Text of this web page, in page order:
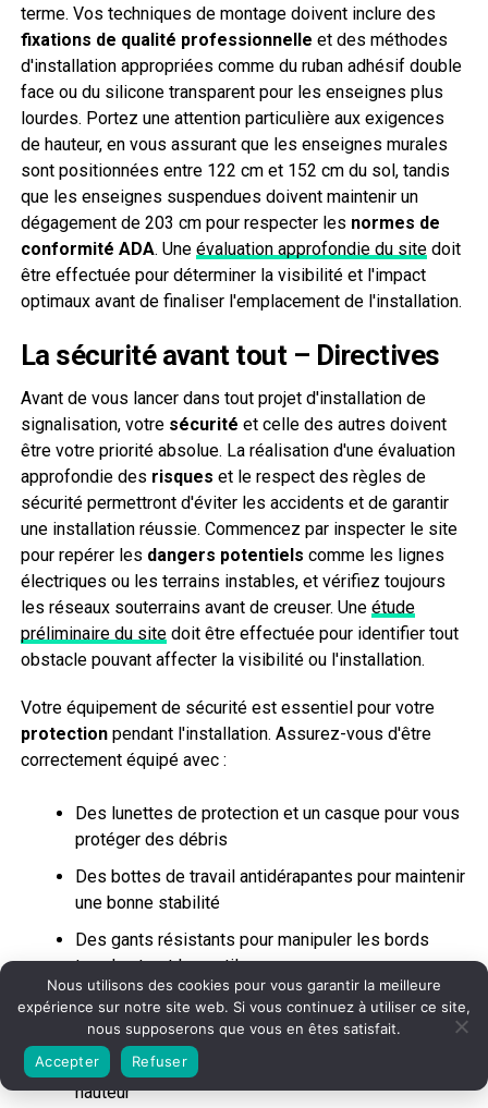
terme. Vos techniques de montage doivent inclure des
fixations de qualité professionnelle et des méthodes
d'installation appropriées comme du ruban adhésif double
face ou du silicone transparent pour les enseignes plus
lourdes. Portez une attention particulière aux exigences
de hauteur, en vous assurant que les enseignes murales
sont positionnées entre 122 cm et 152 cm du sol, tandis
que les enseignes suspendues doivent maintenir un
dégagement de 203 cm pour respecter les normes de
conformité ADA. Une évaluation approfondie du sitedoit
être effectuée pour déterminer la visibilité et l'impact
optimaux avant de finaliser l'emplacement de l'installation.
La sécurité avant tout – Directives
Avant de vous lancer dans tout projet d'installation de
signalisation, votre sécurité et celle des autres doivent
être votre priorité absolue. La réalisation d'une évaluation
approfondie des risques et le respect des règles de
sécurité permettront d'éviter les accidents et de garantir
une installation réussie. Commencez par inspecter le site
pour repérer les dangers potentiels comme les lignes
électriques ou les terrains instables, et vérifiez toujours
les réseaux souterrains avant de creuser. Une étude
préliminaire du sitedoit être effectuée pour identifier tout
obstacle pouvant affecter la visibilité ou l'installation.
Votre équipement de sécurité est essentiel pour votre
protectionpendant l'installation. Assurez-vous d'être
correctement équipé avec :
Des lunettes de protection et un casque pour vous
protéger des débris
Des bottes de travail antidérapantes pour maintenir
une bonne stabilité
Des gants résistants pour manipuler les bords
tranchants et les outils
Un gilet haute visibilité pour travailler près de la
circulation
Un harnais de sécurité pour les installations en
hauteur
Nous utilisons des cookies pour vous garantir la meilleure
expérience sur notre site web. Si vous continuez à utiliser ce site,
nous supposerons que vous en êtes satisfait.
Accepter
Refuser